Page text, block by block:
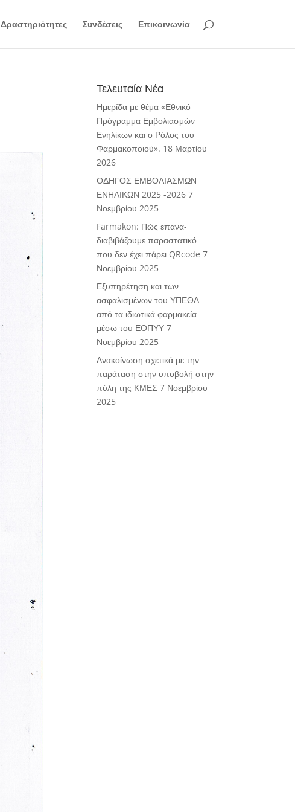
Δραστηριότητες Συνδέσεις Επικοινωνία
Τελευταία Νέα
Ημερίδα με θέμα «Εθνικό
Πρόγραμμα Εμβολιασμών
Ενηλίκων και ο Ρόλος του
Φαρμακοποιού». 18 Μαρτίου
2026
ΟΔΗΓΟΣ ΕΜΒΟΛΙΑΣΜΩΝ
ΕΝΗΛΙΚΩΝ 2025 -2026 7
Νοεμβρίου 2025
Farmakon: Πώς επανα-
διαβιβάζουμε παραστατικό
που δεν έχει πάρει QRcode 7
Νοεμβρίου 2025
Εξυπηρέτηση και των
ασφαλισμένων του ΥΠΕΘΑ
από τα ιδιωτικά φαρμακεία
μέσω του ΕΟΠΥΥ 7
Νοεμβρίου 2025
Ανακοίνωση σχετικά με την
παράταση στην υποβολή στην
πύλη της ΚΜΕΣ 7 Νοεμβρίου
2025